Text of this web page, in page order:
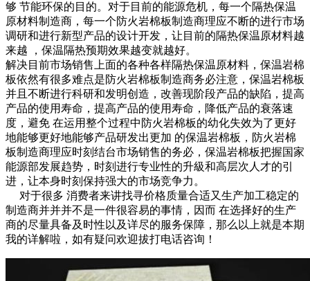
够 节能环保的目的。对于目前的能源危机，每一个隔热保温
原材料制造商，每一个防火岩棉板制造商理应不断的进行市场
调研和进行新型产品的设计开发，让目前的隔热保温原材料越
来越 ，保温隔热预期效果越变就越好。
解决目前市场销售上面的各种各样隔热保温原材料，保温岩棉
板依然有很多难点是防火岩棉板制造商务必注意，保温岩棉板
并且不断进行科研和发明创造，改善现阶段产品的缺陷，提高
产品的使用寿命，提高产品的使用寿命，降低产品的衰落速
度，避免 在运用整个过程中防火岩棉板的幼化失效为了更好
地能够更好地能够产品研发出更加 的保温岩棉板，防火岩棉
板制造商理应时刻结台市场销售的务必，保温岩棉板把握国家
能源部发展趋势，时刻进行专业性的升級和高层次人才的引
进，让本身时刻保持强大的市场竞争力。
对于很多 消费者来讲找寻价格质量合适又生产加工稳定的
制造商并并并不是一件很容易的事情，因而 在选择好的生产
商的尽量具备及时性以及详尽的服务保障，那么以上就是本期
我的详解啦，如有疑问欢迎拔打电话咨询！